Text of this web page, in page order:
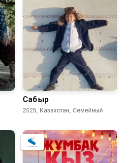
Сабыр
2025, Казахстан, Семейный